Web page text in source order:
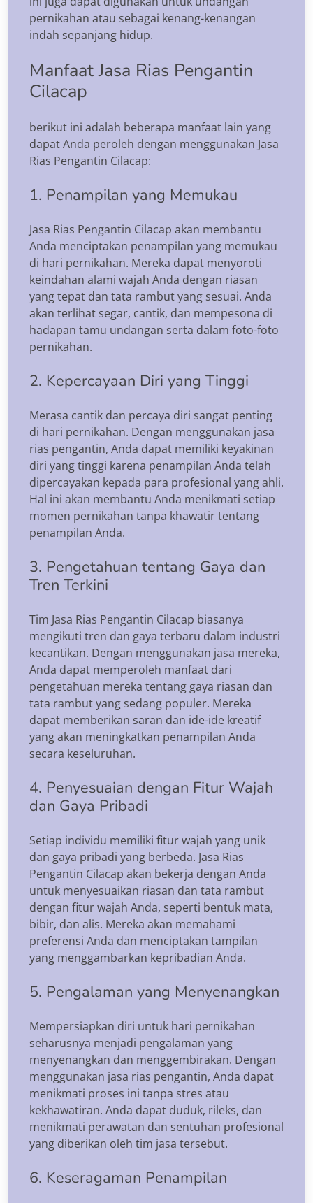
pernikahan atau sebagai kenang-kenangan
indah sepanjang hidup.
Manfaat Jasa Rias Pengantin
Cilacap
berikut ini adalah beberapa manfaat lain yang
dapat Anda peroleh dengan menggunakan Jasa
Rias Pengantin Cilacap:
1. Penampilan yang Memukau
Jasa Rias Pengantin Cilacap akan membantu
Anda menciptakan penampilan yang memukau
di hari pernikahan. Mereka dapat menyoroti
keindahan alami wajah Anda dengan riasan
yang tepat dan tata rambut yang sesuai. Anda
akan terlihat segar, cantik, dan mempesona di
hadapan tamu undangan serta dalam foto-foto
pernikahan.
2. Kepercayaan Diri yang Tinggi
Merasa cantik dan percaya diri sangat penting
di hari pernikahan. Dengan menggunakan jasa
rias pengantin, Anda dapat memiliki keyakinan
diri yang tinggi karena penampilan Anda telah
dipercayakan kepada para profesional yang ahli.
Hal ini akan membantu Anda menikmati setiap
momen pernikahan tanpa khawatir tentang
penampilan Anda.
3. Pengetahuan tentang Gaya dan
Tren Terkini
Tim Jasa Rias Pengantin Cilacap biasanya
mengikuti tren dan gaya terbaru dalam industri
kecantikan. Dengan menggunakan jasa mereka,
Anda dapat memperoleh manfaat dari
pengetahuan mereka tentang gaya riasan dan
tata rambut yang sedang populer. Mereka
dapat memberikan saran dan ide-ide kreatif
yang akan meningkatkan penampilan Anda
secara keseluruhan.
4. Penyesuaian dengan Fitur Wajah
dan Gaya Pribadi
Setiap individu memiliki fitur wajah yang unik
dan gaya pribadi yang berbeda. Jasa Rias
Pengantin Cilacap akan bekerja dengan Anda
untuk menyesuaikan riasan dan tata rambut
dengan fitur wajah Anda, seperti bentuk mata,
bibir, dan alis. Mereka akan memahami
preferensi Anda dan menciptakan tampilan
yang menggambarkan kepribadian Anda.
5. Pengalaman yang Menyenangkan
Mempersiapkan diri untuk hari pernikahan
seharusnya menjadi pengalaman yang
menyenangkan dan menggembirakan. Dengan
menggunakan jasa rias pengantin, Anda dapat
menikmati proses ini tanpa stres atau
kekhawatiran. Anda dapat duduk, rileks, dan
menikmati perawatan dan sentuhan profesional
yang diberikan oleh tim jasa tersebut.
6. Keseragaman Penampilan